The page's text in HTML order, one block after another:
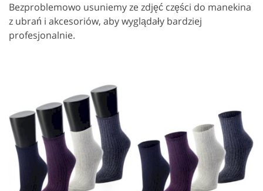
Bezproblemowo usuniemy ze zdjęć części do manekina
z ubrań i akcesoriów, aby wyglądały bardziej
profesjonalnie.